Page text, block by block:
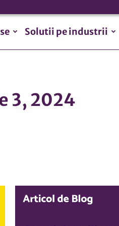
Solutii pe industrii
3, 2024